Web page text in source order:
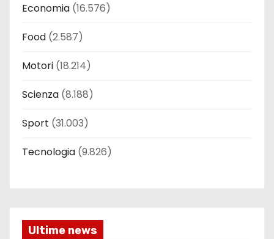
Economia (16.576)
Food (2.587)
Motori (18.214)
Scienza (8.188)
Sport (31.003)
Tecnologia (9.826)
Ultime news